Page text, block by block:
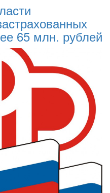
65 млн. рублей